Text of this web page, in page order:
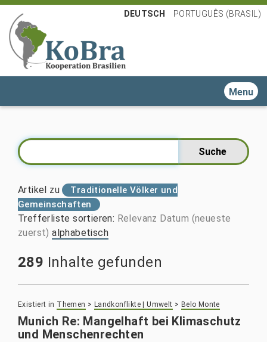
DEUTSCH PORTUGUÊS (BRASIL)
Toggle
Artikel zu
Traditionelle Völker und
Gemeinschaften
Trefferliste sortieren: Relevanz Datum (neueste
zuerst) alphabetisch
289 Inhalte gefunden
Existiert in Themen > Landkonflikte | Umwelt > Belo Monte
Munich Re: Mangelhaft bei Klimaschutz
und Menschenrechten